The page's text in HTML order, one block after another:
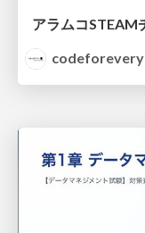
アラムコ